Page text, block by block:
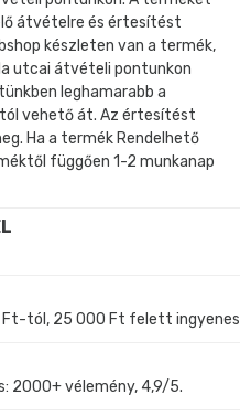
átvételre és értesítést
készleten van a termék,
utcai átvételi pontunkon
leghamarabb a
vehető át. Az értesítést
Ha a termék Rendelhető
függően 1-2 munkanap
Ft-tól, 25 000 Ft felett ingyenes
2000+ vélemény, 4,9/5.